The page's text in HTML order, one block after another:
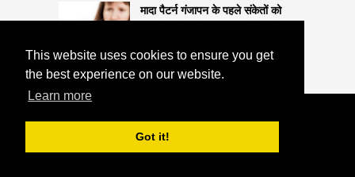
This website uses cookies to ensure you get
the best experience on our website.
Learn more
Got it!
मादा पैटर्न गंजापन के पहले संकेतों को
COPYRIGHT 2026
HTTPS://THELIGHTLIFEBLOG.COM